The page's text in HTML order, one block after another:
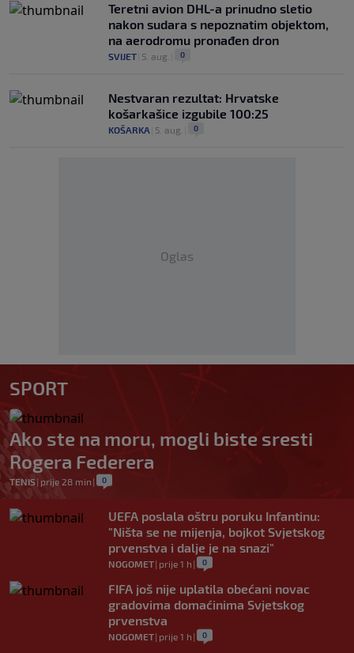
Teretni avion DHL-a prinudno sletio
nakon sudara s nepoznatim objektom,
na aerodromu pronađen dron
SVIJET 5. aug. 0
Nestvaran rezultat: Hrvatske
košarkašice izgubile 100:25
KOŠARKA 5. aug. 0
Oglas
SPORT
Ako ste na moru, mogli biste sresti
Rogera Federera
TENIS| prije 28 min | 0
UEFA poslala oštru poruku Infantinu:
"Ništa se ne mijenja, bojkot Svjetskog
prvenstva i dalje je na snazi"
NOGOMET| prije 1 h | 0
FIFA još nije uplatila obećani novac
gradovima domaćinima Svjetskog
prvenstva
NOGOMET| prije 1 h | 0